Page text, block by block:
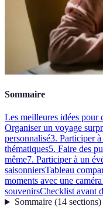
Sommaire
Les meilleures idées pour
Organiser un voyage
personnalisé3. Participer
thématiques5. Faire des
même7. Participer à un
saisonniersTableau
moments avec une caméra
souvenirsChecklist avant
Sommaire(14 sections)